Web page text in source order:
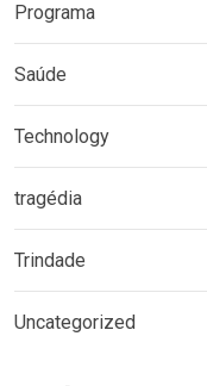
Programa
Saúde
Technology
tragédia
Trindade
Uncategorized